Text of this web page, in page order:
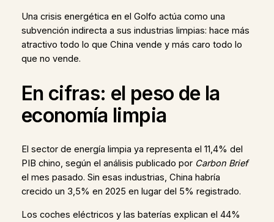
Una crisis energética en el Golfo actúa como una
subvención indirecta a sus industrias limpias: hace más
atractivo todo lo que China vende y más caro todo lo
que no vende.
En cifras: el peso de la
economía limpia
El sector de energía limpia ya representa el 11,4% del
PIB chino, según el análisis publicado por Carbon Brief
el mes pasado. Sin esas industrias, China habría
crecido un 3,5% en 2025 en lugar del 5% registrado.
Los coches eléctricos y las baterías explican el 44%